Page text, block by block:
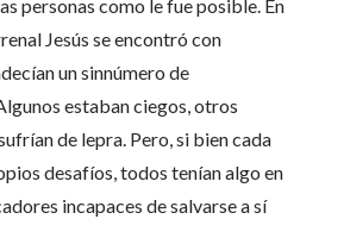
personas como le fue posible. En
Jesús se encontró con
un sinnúmero de
estaban ciegos, otros
de lepra. Pero, si bien cada
desafíos, todos tenían algo en
incapaces de salvarse a sí